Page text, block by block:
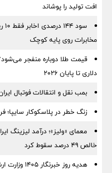
افت تولید را پوشاند
مخابرات روی پایه کوچک
دلاری تا پایان ۲۰۲۶
بمب نقل‌ و انتقالات فوتبال
زنگ خطر در پلاسکوکار سایپا؛ فروش
خالص ۴۹ درصد سقوط کرد